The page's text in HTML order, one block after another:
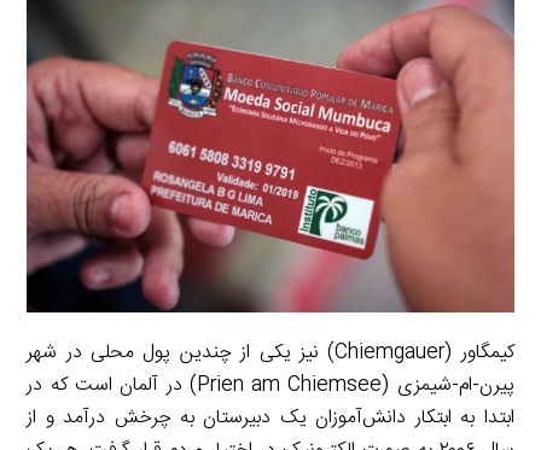
کیمگاور (Chiemgauer) نیز یکی از چندین پول محلی در شهر
پیرن-ام-شیمزی (Prien am Chiemsee) در آلمان است که در
ابتدا به ابتکار دانش‌آموزان یک دبیرستان به چرخش درآمد و از